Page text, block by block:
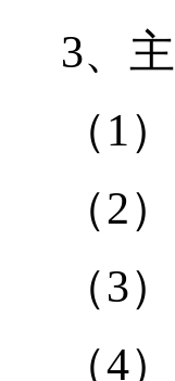
3、
（1
（2
（3
（4